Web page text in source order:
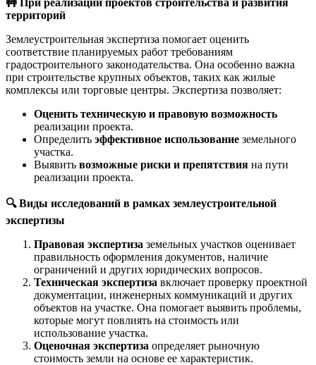
территорий
Землеустроительная экспертиза помогает оценить
соответствие планируемых работ требованиям
градостроительного законодательства. Она особенно важна
при строительстве крупных объектов, таких как жилые
комплексы или торговые центры. Экспертиза позволяет:
Оценить техническую и правовую возможность
реализации проекта.
Определить эффективное использование земельного
участка.
Выявить возможные риски и препятствия на пути
реализации проекта.
🔍 Виды исследований в рамках землеустроительной
экспертизы
Правовая экспертиза земельных участков оценивает
правильность оформления документов, наличие
ограничений и других юридических вопросов.
Техническая экспертиза включает проверку проектной
документации, инженерных коммуникаций и других
объектов на участке. Она помогает выявить проблемы,
которые могут повлиять на стоимость или
использование участка.
Оценочная экспертиза определяет рыночную
стоимость земли на основе ее характеристик.